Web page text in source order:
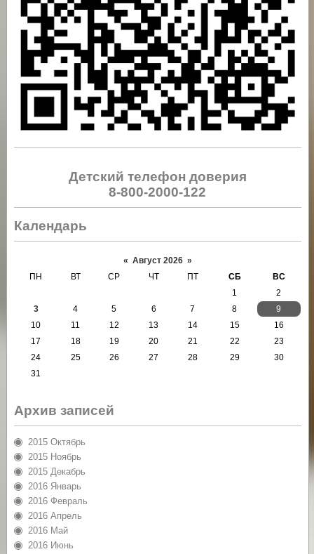
Детский телефон доверия
8-800-2000-122
Календарь
« Август 2026 »
ПН
ВТ СР ЧТ ПТ СБ
ВС
1
2
3
4 5 6 7 8
9
10
11 12 13 14 15
16
17
18 19 20 21 22
23
24
25 26 27 28 29
30
31
Архив записей
2015 Октябрь
2015 Ноябрь
2015 Декабрь
2016 Январь
2016 Февраль
2016 Апрель
2016 Май
2016 Июнь